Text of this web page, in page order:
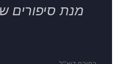
מנת סיפורים